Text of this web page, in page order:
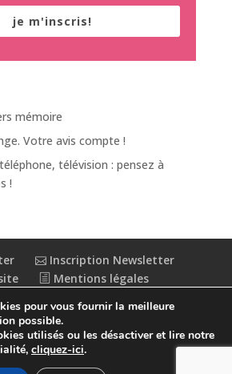
je m'inscris!
mémoire
Votre avis compte !
télévision : pensez à
!
Inscription Newsletter
Mentions légales
: partiellement conforme
pour vous fournir la meilleure
possible.
utilisés ou les désactiver et lire notre
cliquez-ici.